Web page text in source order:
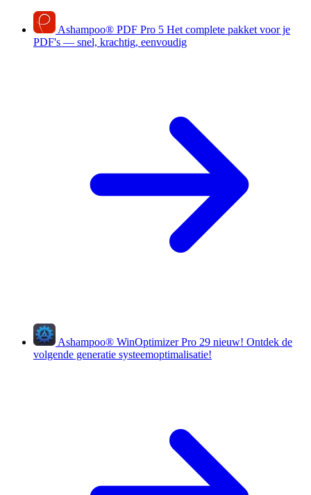
Ashampoo® PDF Pro 5 Het complete pakket voor je
PDF's — snel, krachtig, eenvoudig
Ashampoo® WinOptimizer Pro 29 nieuw! Ontdek de
volgende generatie systeemoptimalisatie!